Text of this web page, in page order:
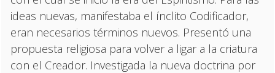
ideas nuevas, manifestaba el ínclito Codificador,
eran necesarios términos nuevos. Presentó una
propuesta religiosa para volver a ligar a la criatura
con el Creador. Investigada la nueva doctrina por